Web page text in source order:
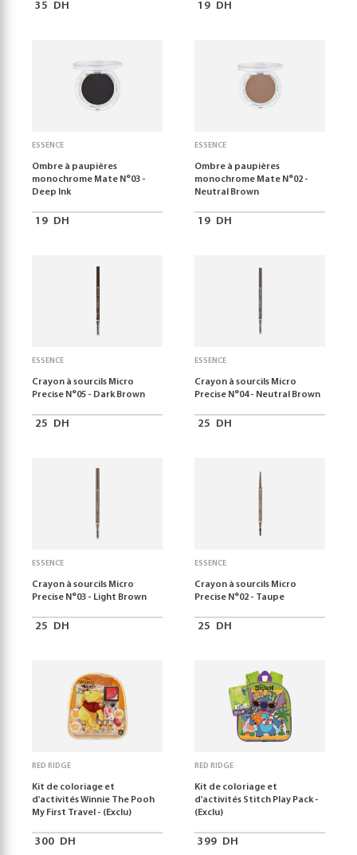
35 DH 19 DH
ESSENCE
Ombre à paupières
monochrome Mate N°03 -
Deep Ink
19 DH
ESSENCE
Ombre à paupières
monochrome Mate N°02 -
Neutral Brown
19 DH
ESSENCE
Crayon à sourcils Micro
Precise N°05 - Dark Brown
25 DH
ESSENCE
Crayon à sourcils Micro
Precise N°04 - Neutral Brown
25 DH
ESSENCE
Crayon à sourcils Micro
Precise N°03 - Light Brown
25 DH
ESSENCE
Crayon à sourcils Micro
Precise N°02 - Taupe
25 DH
RED RIDGE
Kit de coloriage et
d'activités Winnie The Pooh
My First Travel - (Exclu)
300 DH
RED RIDGE
Kit de coloriage et
d'activités Stitch Play Pack -
(Exclu)
399 DH